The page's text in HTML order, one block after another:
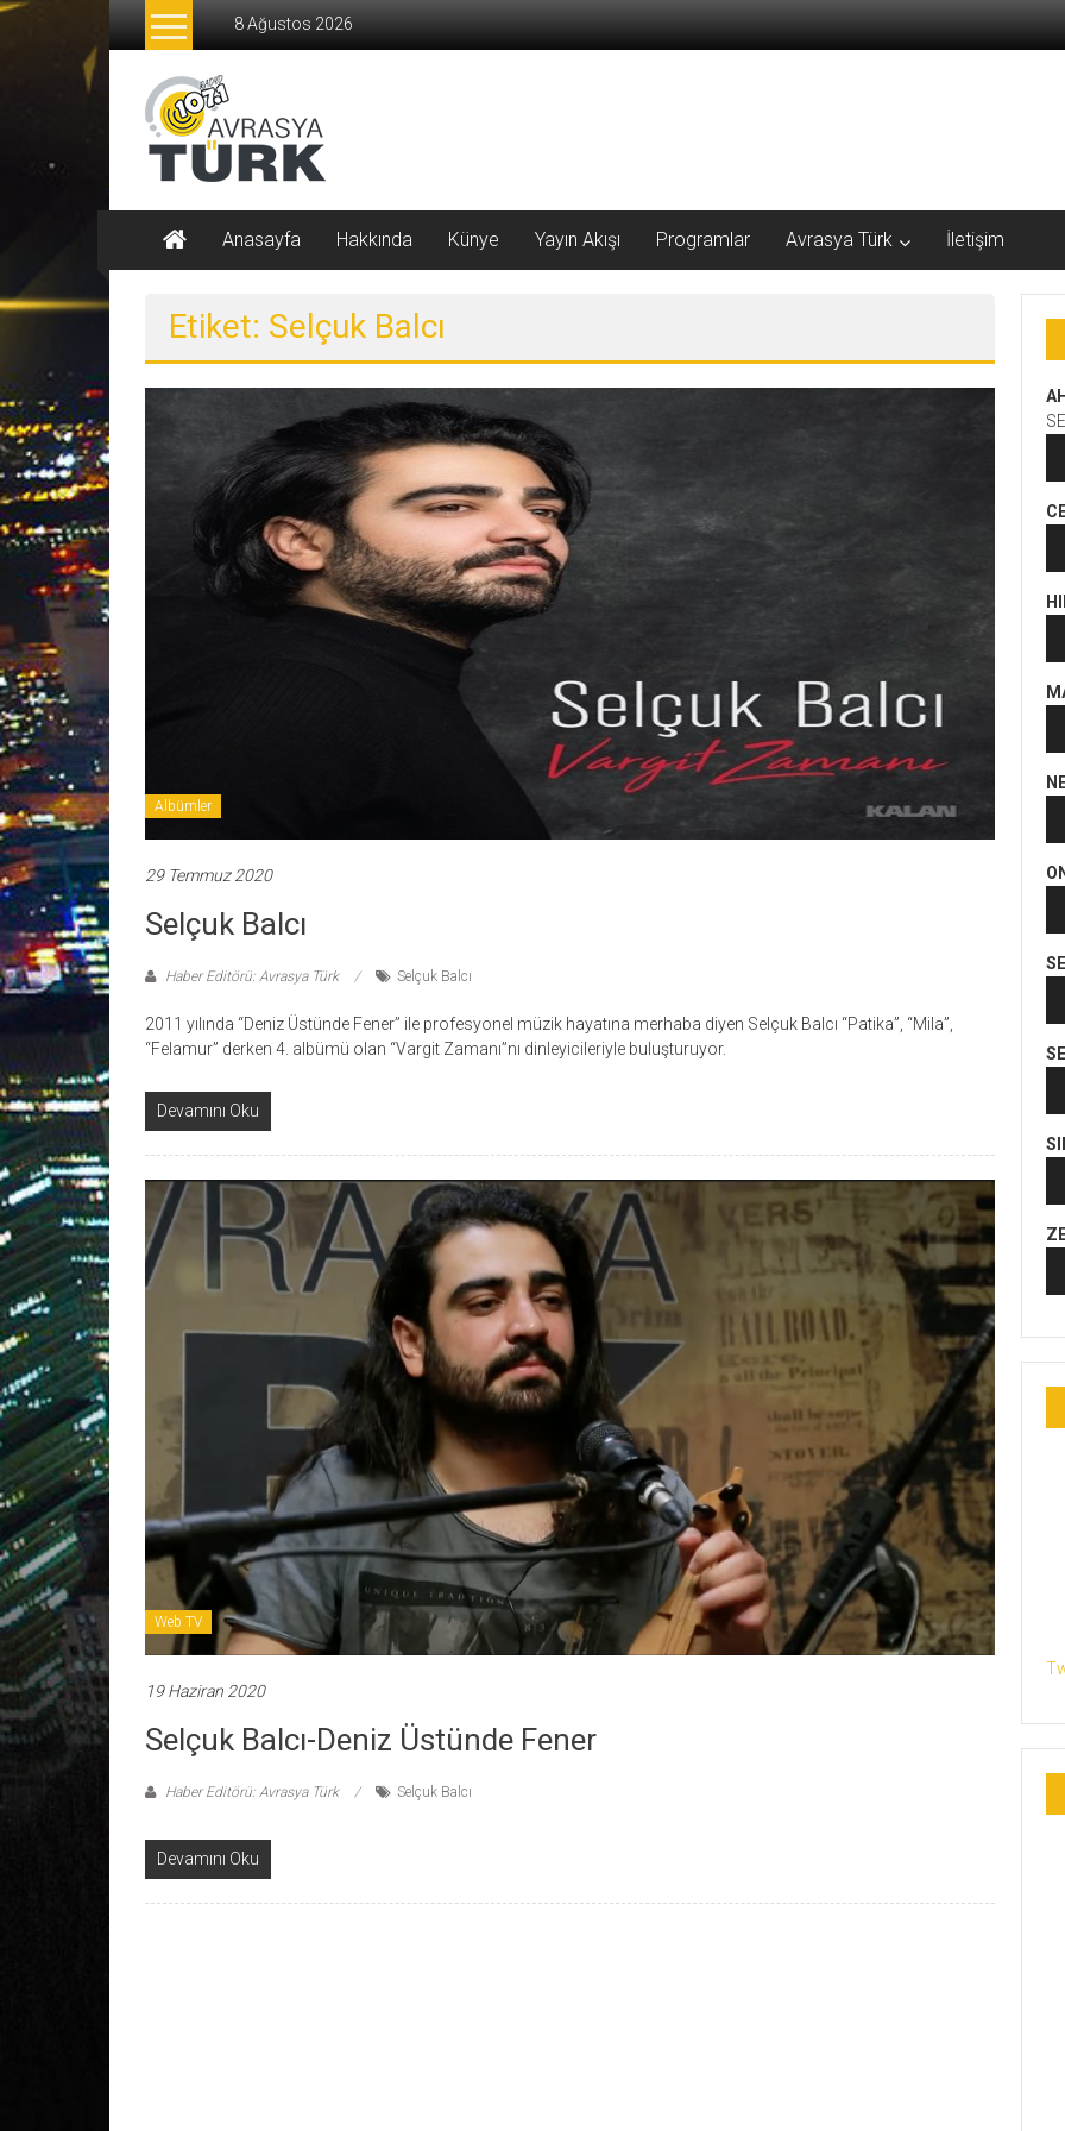
İçeriğe
8 Ağustos 2026
Radyo
Avrasya
Türk
AVRASYA Anasayfa Hakkında Künye Yayın Akışı Programlar Avrasya Türk İletişim
Etiket: Selçuk Balcı
Albümler
29 Temmuz 2020
Selçuk Balcı
Haber Editörü: Avrasya Türk Selçuk Balcı
2011 yılında “Deniz Üstünde Fener” ile profesyonel müzik hayatına merhaba diyen Selçuk Balcı “Patika”, “Mila”,
“Felamur” derken 4. albümü olan “Vargit Zamanı”nı dinleyicileriyle buluşturuyor.
Devamını Oku
Web TV
19 Haziran 2020
Selçuk Balcı-Deniz Üstünde Fener
Haber Editörü: Avrasya Türk Selçuk Balcı
Devamını Oku